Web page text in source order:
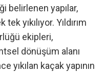
belirlenen yapılar,
yıkılıyor. Yıldırım
ekipleri,
dönüşüm alanı
yıkılan kaçak yapının